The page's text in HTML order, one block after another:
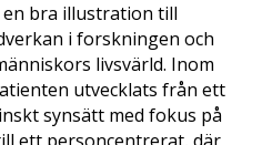
bra illustration till
i forskningen och
livsvärld. Inom
utvecklats från ett
synsätt med fokus på